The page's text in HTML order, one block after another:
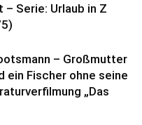
Serie: Urlaub in Z
– Großmutter
ein Fischer ohne seine
„Das